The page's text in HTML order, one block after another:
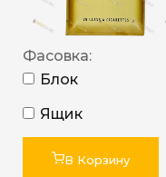
Фасовка:
Блок
Ящик
В Корзину